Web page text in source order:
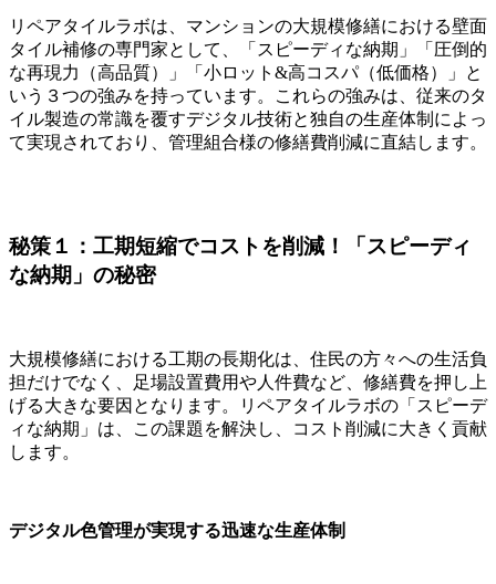
リペアタイルラボは、マンションの大規模修繕における壁面
タイル補修の専門家として、「スピーディな納期」「圧倒的
な再現力（高品質）」「小ロット&高コスパ（低価格）」と
いう３つの強みを持っています。これらの強みは、従来のタ
イル製造の常識を覆すデジタル技術と独自の生産体制によっ
て実現されており、管理組合様の修繕費削減に直結します。
秘策１：工期短縮でコストを削減！「スピーディ
な納期」の秘密
大規模修繕における工期の長期化は、住民の方々への生活負
担だけでなく、足場設置費用や人件費など、修繕費を押し上
げる大きな要因となります。リペアタイルラボの「スピーデ
ィな納期」は、この課題を解決し、コスト削減に大きく貢献
します。
デジタル色管理が実現する迅速な生産体制